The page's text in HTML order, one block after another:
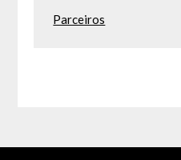
Parceiros